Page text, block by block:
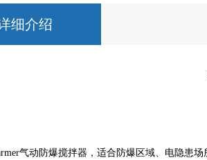
细介绍
气动防爆搅拌器，适合防爆区域、电隐患